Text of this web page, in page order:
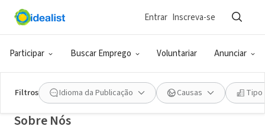
Participar Buscar Emprego Voluntariar Anunciar
Entrar Inscreva-se
Filtros Idioma da Publicação Causas Tipo
ONG (SETOR SOCIAL)
Partners for Law in Development
Sobre Nós